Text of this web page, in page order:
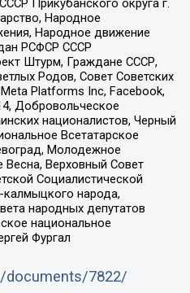
Прикубанского округа г.
Народное
Народное движение
РСФСР СССР
Штурм, Граждане СССР,
Родов, Совет Советских
Platforms Inc, Facebook,
Добровольческое
националистов, Черный
Всетатарское
Молодежное
Верховный Совет
Социалистической
калмыцкого народа,
народных депутатов
национальное
Фургал
documents/7822/